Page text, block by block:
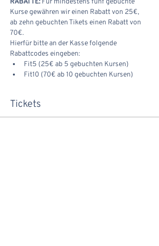
RABATTE: Für mindestens fünf gebuchte
Kurse gewähren wir einen Rabatt von 25€,
ab zehn gebuchten Tikets einen Rabatt von
70€.
Hierfür bitte an der Kasse folgende
Rabattcodes eingeben:
Fit5 (25€ ab 5 gebuchten Kursen)
Fit10 (70€ ab 10 gebuchten Kursen)
Tickets